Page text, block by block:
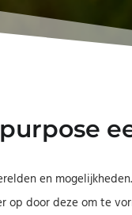
en
door deze om te